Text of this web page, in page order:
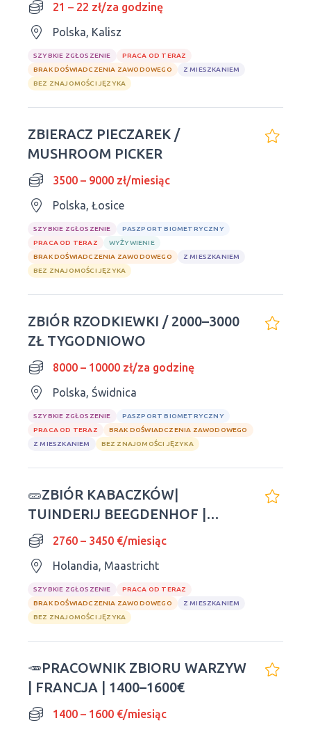
21 – 22 zł/za godzinę
Polska, Kalisz
SZYBKIE ZGŁOSZENIE
PRACA OD TERAZ
BRAK DOŚWIADCZENIA ZAWODOWEGO
Z MIESZKANIEM
BEZ ZNAJOMOŚCI JĘZYKA
ZBIERACZ PIECZAREK /
MUSHROOM PICKER
3500 – 9000 zł/miesiąc
Polska, Łosice
SZYBKIE ZGŁOSZENIE
PASZPORT BIOMETRYCZNY
PRACA OD TERAZ
WYŻYWIENIE
BRAK DOŚWIADCZENIA ZAWODOWEGO
Z MIESZKANIEM
BEZ ZNAJOMOŚCI JĘZYKA
ZBIÓR RZODKIEWKI / 2000–3000
ZŁ TYGODNIOWO
8000 – 10000 zł/za godzinę
Polska, Świdnica
SZYBKIE ZGŁOSZENIE
PASZPORT BIOMETRYCZNY
PRACA OD TERAZ
BRAK DOŚWIADCZENIA ZAWODOWEGO
Z MIESZKANIEM
BEZ ZNAJOMOŚCI JĘZYKA
🥒ZBIÓR KABACZKÓW|
TUINDERIJ BEEGDENHOF |
SEZON 2026
2760 – 3450 €/miesiąc
Holandia, Maastricht
SZYBKIE ZGŁOSZENIE
PRACA OD TERAZ
BRAK DOŚWIADCZENIA ZAWODOWEGO
Z MIESZKANIEM
BEZ ZNAJOMOŚCI JĘZYKA
🥕PRACOWNIK ZBIORU WARZYW
| FRANCJA | 1400–1600€
1400 – 1600 €/miesiąc